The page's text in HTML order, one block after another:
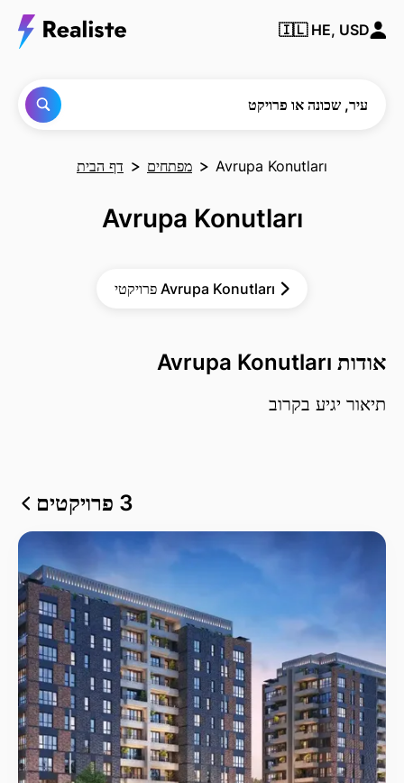
🇮🇱 HE, USD
עיר, שכונה או פרויקט
דף הבית מפתחים Avrupa Konutları
Avrupa Konutları
פרויקטי Avrupa Konutları
אודות Avrupa Konutları
תיאור יגיע בקרוב
3 פרויקטים